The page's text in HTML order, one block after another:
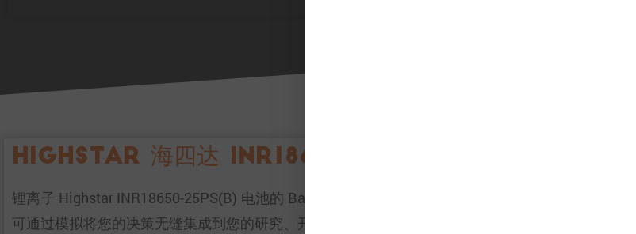
Highstar 海四达 INR18650-25PS(B) 模型
锂离子 Highstar INR18650-25PS(B) 电池的 Batemo 电池模型是一个高精度的物理电池模型，具
可通过模拟将您的决策无缝集成到您的研究、开发和电池分析中。有关巴特莫电池模型的特性和功